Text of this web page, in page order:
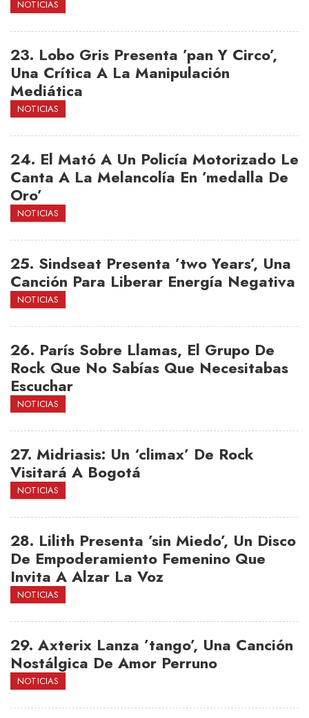
NOTICIAS
23. Lobo Gris Presenta ’pan Y Circo’,
Una Crítica A La Manipulación
Mediática
NOTICIAS
24. El Mató A Un Policía Motorizado Le
Canta A La Melancolía En ’medalla De
Oro’
NOTICIAS
25. Sindseat Presenta ’two Years’, Una
Canción Para Liberar Energía Negativa
NOTICIAS
26. París Sobre Llamas, El Grupo De
Rock Que No Sabías Que Necesitabas
Escuchar
NOTICIAS
27. Midriasis: Un ‘climax’ De Rock
Visitará A Bogotá
NOTICIAS
28. Lilith Presenta ’sin Miedo’, Un Disco
De Empoderamiento Femenino Que
Invita A Alzar La Voz
NOTICIAS
29. Axterix Lanza ’tango’, Una Canción
Nostálgica De Amor Perruno
NOTICIAS